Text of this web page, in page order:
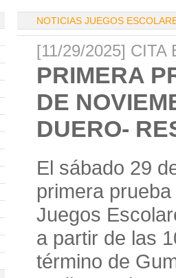
NOTICIAS JUEGOS
[11/29/2025] CITA
PRIMERA
DE
DUERO-
El sábado 29
primera
Juegos
a partir de las
término de